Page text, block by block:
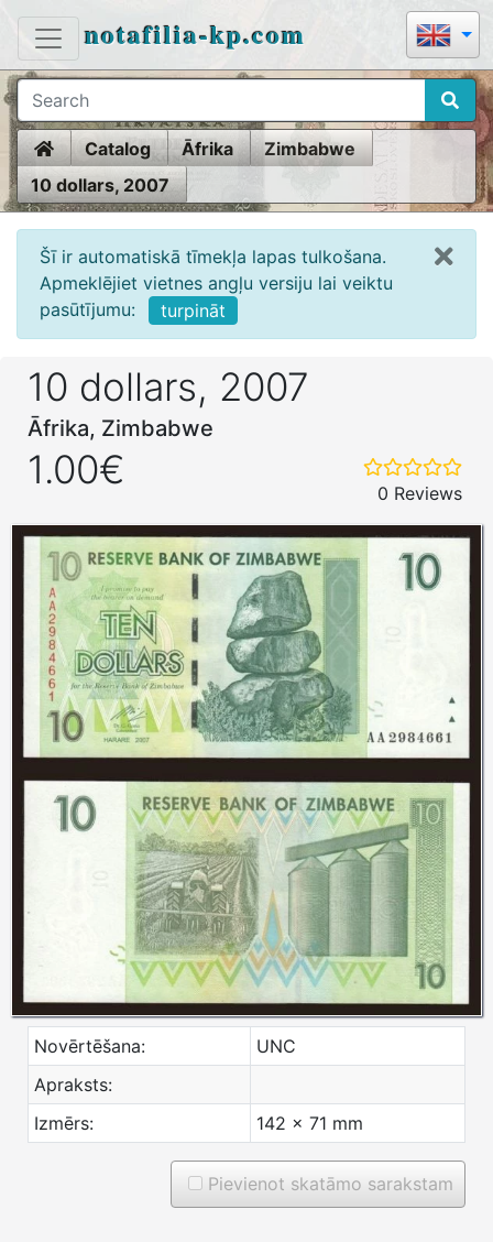
notafilia-kp.com
HomeCatalog Āfrika
Zimbabwe
10 dollars, 2007
Šī ir automatiskā tīmekļa lapas tulkošana.
Apmeklējiet vietnes angļu versiju lai veiktu
pasūtījumu:
turpināt
10 dollars, 2007
Āfrika, Zimbabwe
1.00€
0 Reviews
Novērtēšana:
UNC
Apraksts:
Izmērs:
142 x 71 mm
Pievienot skatāmo sarakstam